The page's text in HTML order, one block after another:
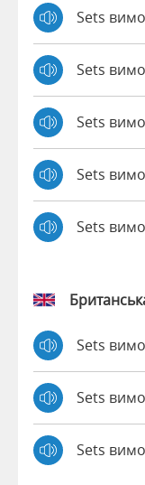
Sets
Sets
Sets
Sets
Sets
Sets
Sets
Sets